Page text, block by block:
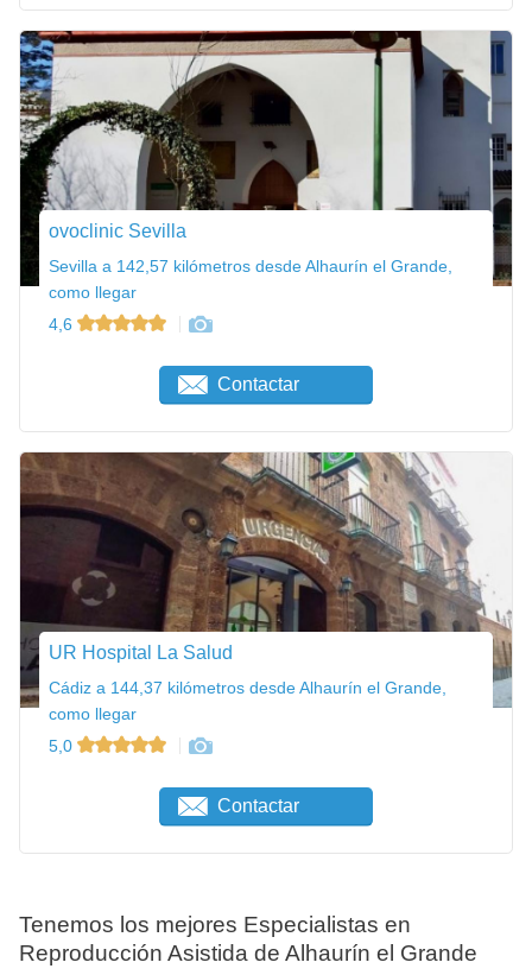
ovoclinic Sevilla
Sevilla a 142,57 kilómetros desde Alhaurín el Grande,
como llegar
4,6
Contactar
UR Hospital La Salud
Cádiz a 144,37 kilómetros desde Alhaurín el Grande,
como llegar
5,0
Contactar
Tenemos los mejores Especialistas en
Reproducción Asistida de Alhaurín el Grande